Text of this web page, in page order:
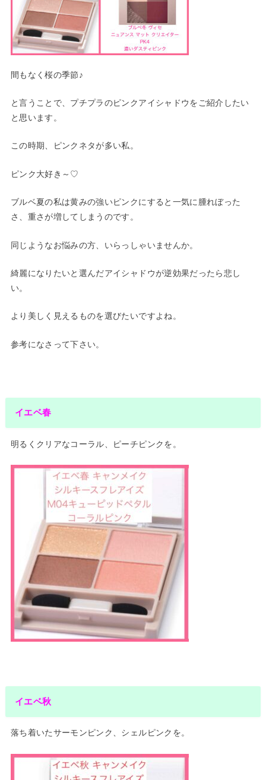
間もなく桜の季節♪
と言うことで、プチプラのピンクアイシャドウをご紹介したい
と思います。
この時期、ピンクネタが多い私。
ピンク大好き～♡
ブルベ夏の私は黄みの強いピンクにすると一気に腫れぼった
さ、重さが増してしまうのです。
同じようなお悩みの方、いらっしゃいませんか。
綺麗になりたいと選んだアイシャドウが逆効果だったら悲し
い。
より美しく見えるものを選びたいですよね。
参考になさって下さい。
イエベ春
明るくクリアなコーラル、ピーチピンクを。
イエベ秋
落ち着いたサーモンピンク、シェルピンクを。